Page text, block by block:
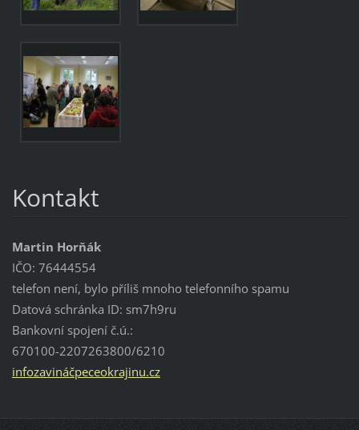
Kontakt
Martin Horňák
IČO: 76444554
telefon není, bylo příliš mnoho telefonního spamu
Datová schránka ID: sm7h9ru
Bankovní spojení č.ú.:
670100-2207263800/6210
infozavináčpeceokrajinu.cz